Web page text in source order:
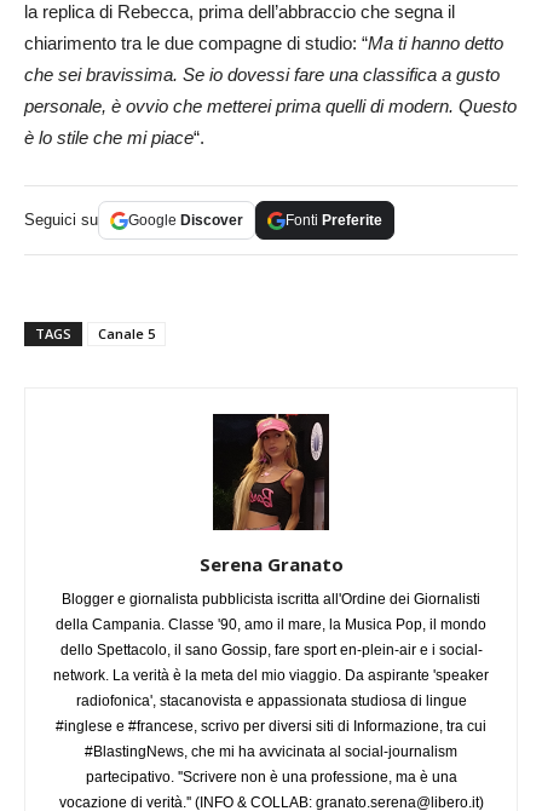
la replica di Rebecca, prima dell’abbraccio che segna il
chiarimento tra le due compagne di studio: “Ma ti hanno detto
che sei bravissima. Se io dovessi fare una classifica a gusto
personale, è ovvio che metterei prima quelli di modern. Questo
è lo stile che mi piace“.
Seguici su Google Discover Fonti Preferite
TAGS Canale 5
Serena Granato
Blogger e giornalista pubblicista iscritta all'Ordine dei Giornalisti
della Campania. Classe '90, amo il mare, la Musica Pop, il mondo
dello Spettacolo, il sano Gossip, fare sport en-plein-air e i social-
network. La verità è la meta del mio viaggio. Da aspirante 'speaker
radiofonica', stacanovista e appassionata studiosa di lingue
#inglese e #francese, scrivo per diversi siti di Informazione, tra cui
#BlastingNews, che mi ha avvicinata al social-journalism
partecipativo. ''Scrivere non è una professione, ma è una
vocazione di verità.'' (INFO & COLLAB: granato.serena@libero.it)